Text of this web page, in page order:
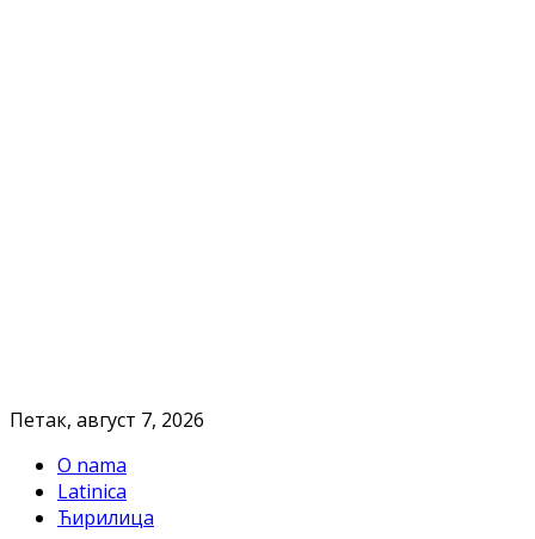
Петак, август 7, 2026
O nama
Latinica
Ћирилица